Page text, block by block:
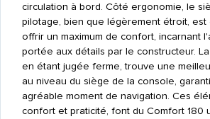
circulation à bord. Côté ergonomie, le
pilotage, bien que légèrement étroit, est
offrir un maximum de confort, incarnant
portée aux détails par le constructeur.
en étant jugée ferme, trouve une
au niveau du siège de la console,
agréable moment de navigation. Ces
confort et praticité, font du Comfort 180